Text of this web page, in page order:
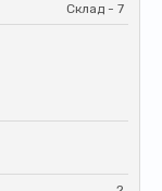
Склад - 7